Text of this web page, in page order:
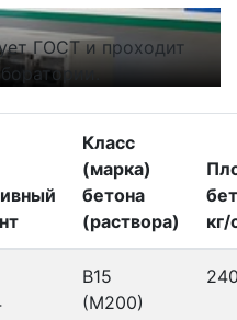
ГОСТ и проходит
Класс
(марка)
бетона
(раствора)
кг/
В15
(М200)